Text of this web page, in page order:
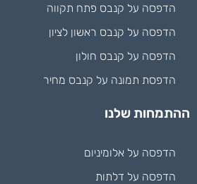
הדפסה על קנבס פתח תקווה
הדפסה על קנבס ראשון לציון
הדפסה על קנבס חולון
הדפסת תמונה על קנבס מחיר
ההתמחות שלנו
הדפסה על אלומיניום
הדפסה על דלתות